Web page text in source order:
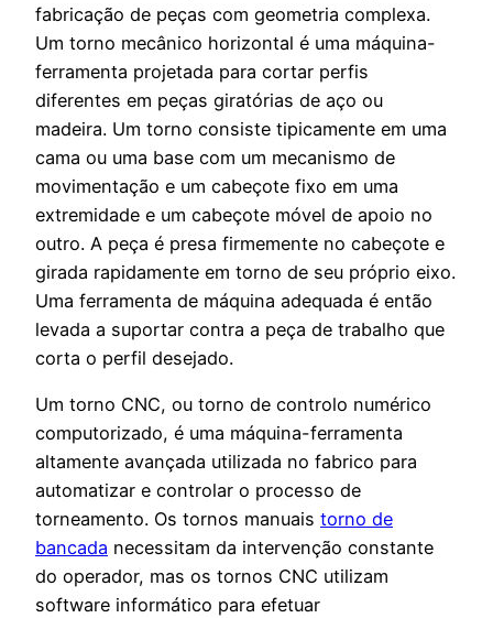
fabricação de peças com geometria complexa.
Um torno mecânico horizontal é uma máquina-
ferramenta projetada para cortar perfis
diferentes em peças giratórias de aço ou
madeira. Um torno consiste tipicamente em uma
cama ou uma base com um mecanismo de
movimentação e um cabeçote fixo em uma
extremidade e um cabeçote móvel de apoio no
outro. A peça é presa firmemente no cabeçote e
girada rapidamente em torno de seu próprio eixo.
Uma ferramenta de máquina adequada é então
levada a suportar contra a peça de trabalho que
corta o perfil desejado.
Um torno CNC, ou torno de controlo numérico
computorizado, é uma máquina-ferramenta
altamente avançada utilizada no fabrico para
automatizar e controlar o processo de
torneamento. Os tornos manuais torno de
bancada necessitam da intervenção constante
do operador, mas os tornos CNC utilizam
software informático para efetuar